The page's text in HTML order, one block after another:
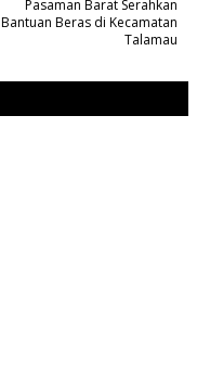
Pasaman Barat Serahkan
Bantuan Beras di Kecamatan
Talamau